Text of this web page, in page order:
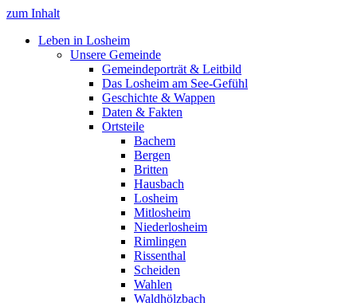
zum Inhalt
Leben in Losheim
Unsere Gemeinde
Gemeindeporträt & Leitbild
Das Losheim am See-Gefühl
Geschichte & Wappen
Daten & Fakten
Ortsteile
Bachem
Bergen
Britten
Hausbach
Losheim
Mitlosheim
Niederlosheim
Rimlingen
Rissenthal
Scheiden
Wahlen
Waldhölzbach